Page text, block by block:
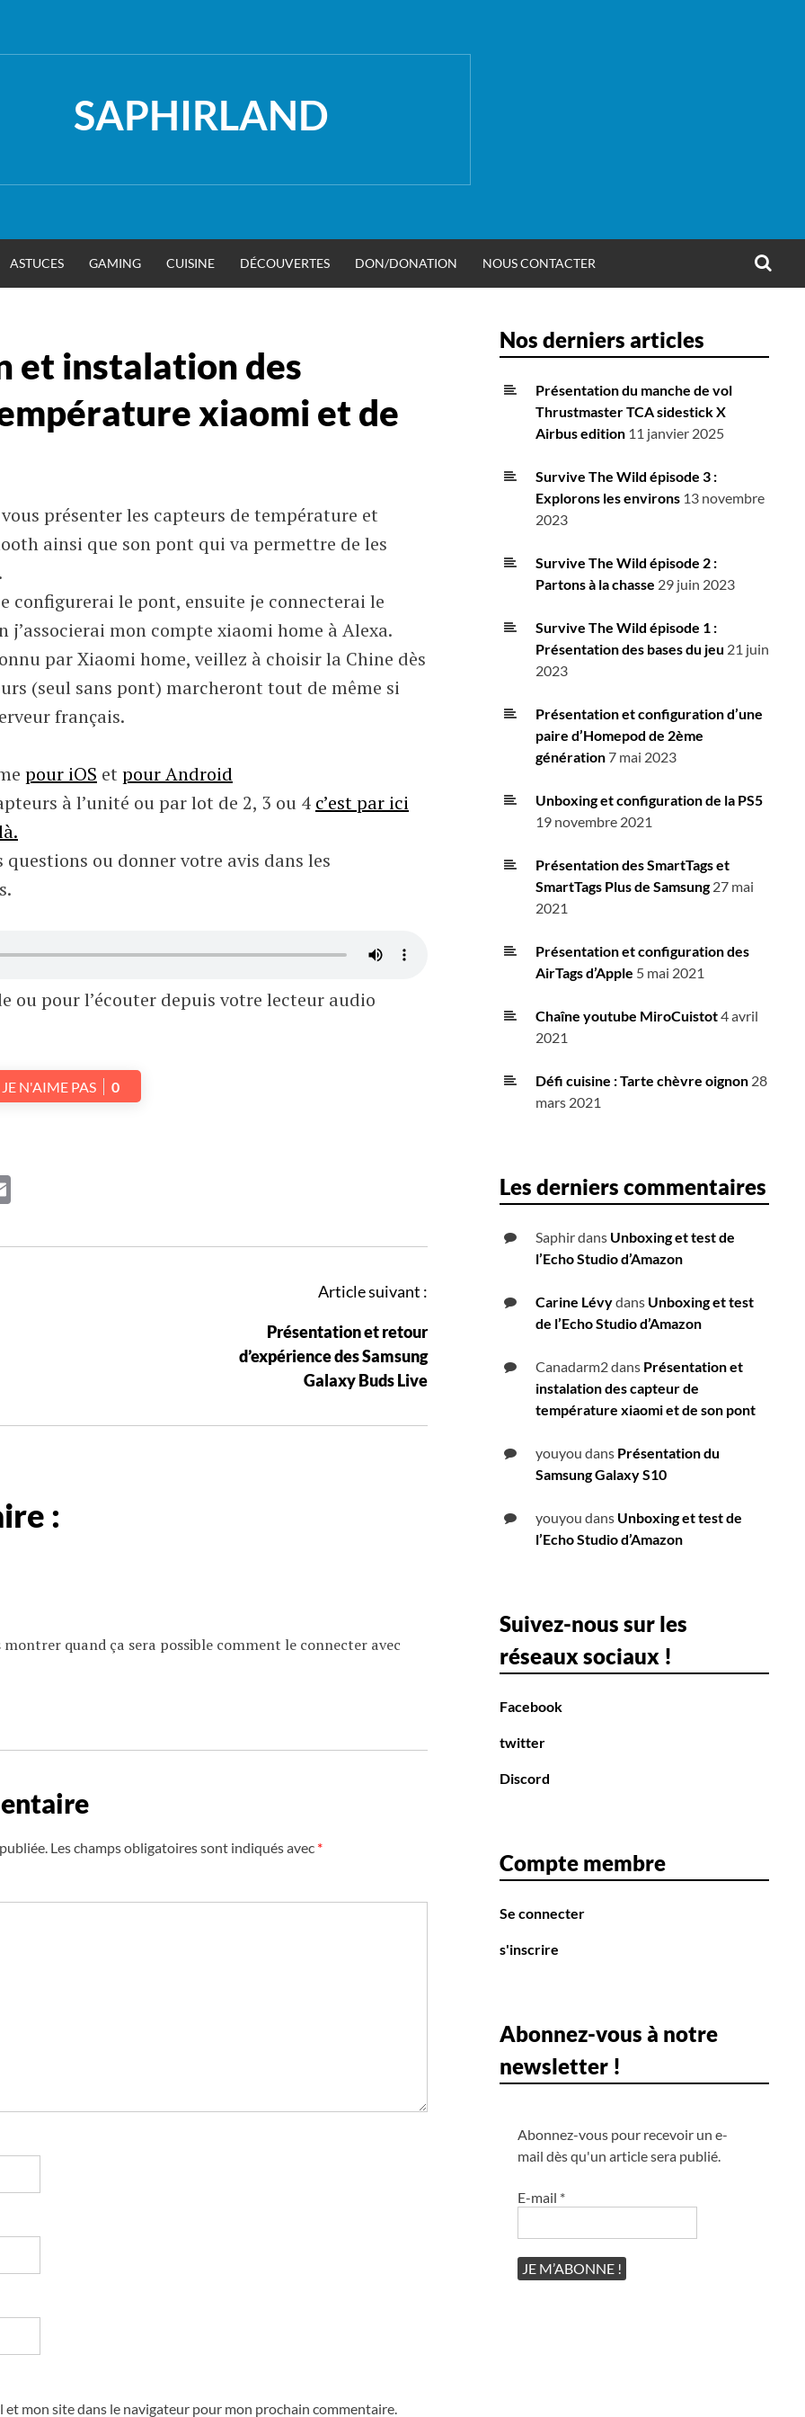
SAPHIRLAND
ASTUCES GAMING CUISINE DÉCOUVERTES DON/DONATION NOUS CONTACTER
et instalation des
xiaomi et de
présenter les capteurs de température et
ainsi que son pont qui va permettre de les
configurerai le pont, ensuite je connecterai le
mon compte xiaomi home à Alexa.
par Xiaomi home, veillez à choisir la Chine dès
(seul sans pont) marcheront tout de même si
français.
pour iOS et pour Android
à l’unité ou par lot de 2, 3 ou 4 c’est par ici
questions ou donner votre avis dans les
ou pour l’écouter depuis votre lecteur audio
JE N'AIME PAS 0
Article suivant :
Présentation et retour
d’expérience des Samsung
Galaxy Buds Live
:
quand ça sera possible comment le connecter avec
Les champs obligatoires sont indiqués avec *
mon site dans le navigateur pour mon prochain commentaire.
Nos derniers articles
Présentation du manche de vol
Thrustmaster TCA sidestick X
Airbus edition 11 janvier 2025
Survive The Wild épisode 3 :
Explorons les environs 13 novembre
2023
Survive The Wild épisode 2 :
Partons à la chasse 29 juin 2023
Survive The Wild épisode 1 :
Présentation des bases du jeu 21 juin
2023
Présentation et configuration d’une
paire d’Homepod de 2ème
génération 7 mai 2023
Unboxing et configuration de la PS5
19 novembre 2021
Présentation des SmartTags et
SmartTags Plus de Samsung 27 mai
2021
Présentation et configuration des
AirTags d’Apple 5 mai 2021
Chaîne youtube MiroCuistot4 avril
2021
Défi cuisine : Tarte chèvre oignon 28
mars 2021
Les derniers commentaires
Saphirdans Unboxing et test de
l’Echo Studio d’Amazon
Carine Lévydans Unboxing et test
de l’Echo Studio d’Amazon
Canadarm2dans Présentation et
instalation des capteur de
température xiaomi et de son pont
youyou dans Présentation du
Samsung Galaxy S10
youyou dans Unboxing et test de
l’Echo Studio d’Amazon
Suivez-nous sur les
réseaux sociaux !
Facebook
twitter
Discord
Compte membre
Se connecter
s'inscrire
Abonnez-vous à notre
newsletter !
Abonnez-vous pour recevoir un e-
mail dès qu'un article sera publié.
E-mail *